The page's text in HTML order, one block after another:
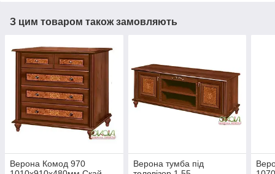
З цим товаром також замовляють
Верона Комод 970
Верона тумба під